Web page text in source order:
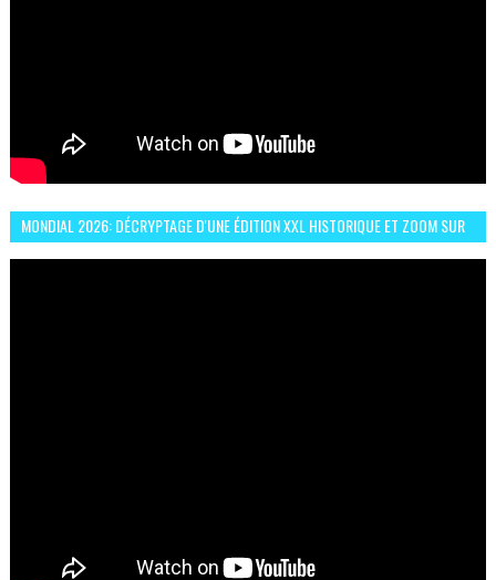
MONDIAL 2026: DÉCRYPTAGE D'UNE ÉDITION XXL HISTORIQUE ET ZOOM SUR